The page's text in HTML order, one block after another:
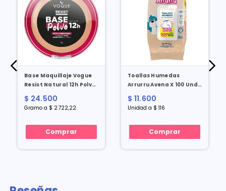
Base Maquillaje Vogue
Resist Natural 12h Polvo
X 9 Gr
$ 24.500
Gramo a $ 2.722,22
Comprar
Toallas Humedas
Arrurru Avena X 100 Und
Precio Especial
$ 11.600
Unidad a $ 116
Comprar